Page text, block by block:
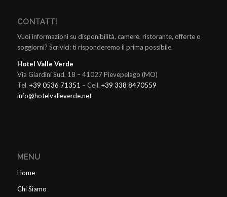
CONTATTI
Vuoi informazioni su disponibilità, camere, ristorante, offerte o
soggiorni? Scrivici: ti risponderemo il prima possibile.
Hotel Valle Verde
Via Giardini Sud, 18 – 41027 Pievepelago (MO)
Tel. +39 0536 71351 – Cell. +39 338 8470559
info@hotelvalleverde.net
MENU
Home
Chi Siamo